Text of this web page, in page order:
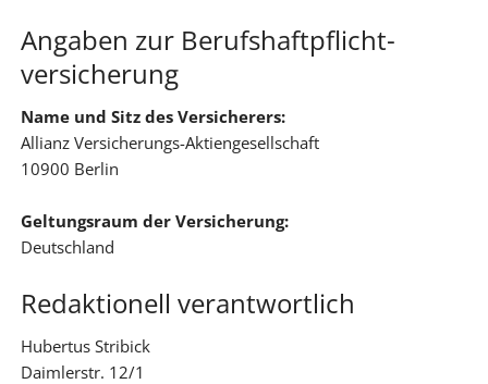
Angaben zur Berufs­haftpflicht­
versicherung
Name und Sitz des Versicherers:
Allianz Versicherungs-Aktiengesellschaft
10900 Berlin
Geltungsraum der Versicherung:
Deutschland
Redaktionell verantwortlich
Hubertus Stribick
Daimlerstr. 12/1